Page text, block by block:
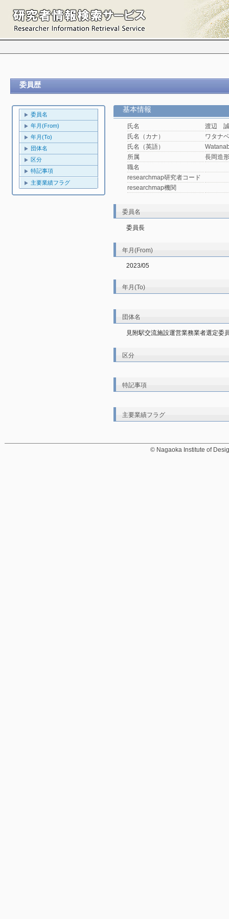
委員歴
委員名
年月(From)
年月(To)
団体名
区分
特記事項
主要業績フラグ
基本情報
氏名
渡辺
氏名（カナ）
ワタナ
氏名（英語）
所属
長岡造
職名
researchmap研究者コード
researchmap機関
委員名
委員長
年月(From)
2023/05
年月(To)
団体名
見附駅交流施設運営業務業者選定委
区分
特記事項
主要業績フラグ